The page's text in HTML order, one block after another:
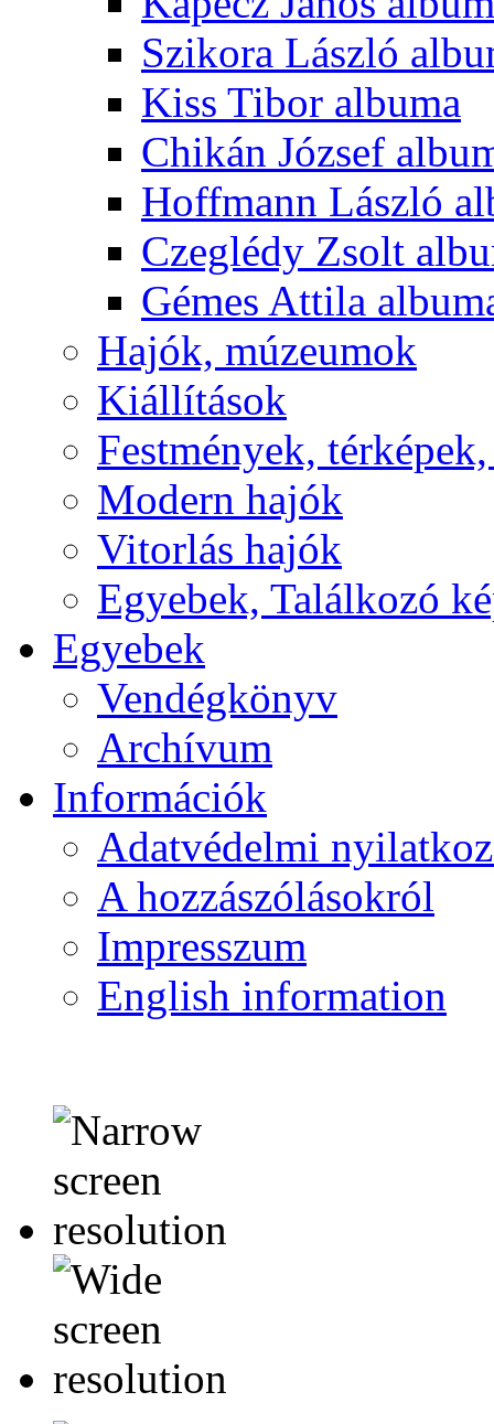
Szikora László
Kiss Tibor albuma
Chikán József
Hoffmann László
Czeglédy Zsolt
Gémes Attila
Hajók, múzeumok
Kiállítások
Festmények,
Modern hajók
Vitorlás hajók
Egyebek, Találkozó
Egyebek
Vendégkönyv
Archívum
Információk
Adatvédelmi
A hozzászólásokról
Impresszum
English information